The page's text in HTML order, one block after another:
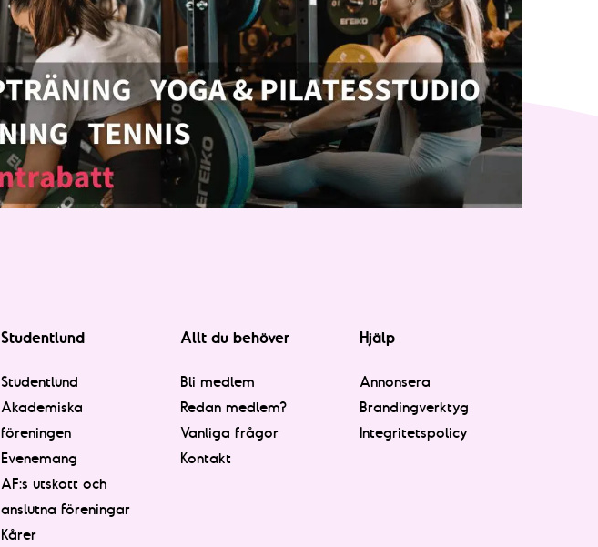
Studentlund
Studentlund
Akademiska
föreningen
Evenemang
AF:s utskott och
anslutna föreningar
Kårer
Allt du behöver
Bli medlem
Redan medlem?
Vanliga frågor
Kontakt
Hjälp
Annonsera
Brandingverktyg
Integritetspolicy